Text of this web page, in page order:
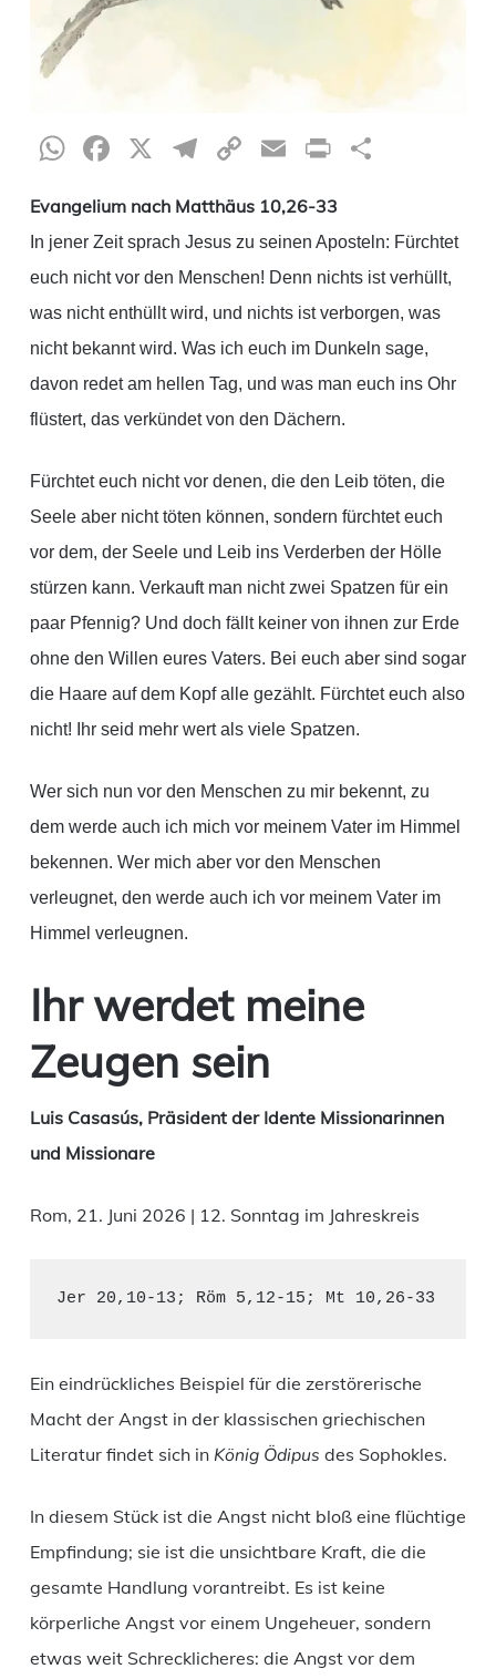
WhatsApp
Facebook
X Telegram
CopyEmailPrint
Evangelium nach Matthäus 10,26-33
In jener Zeit sprach Jesus zu seinen Aposteln: Fürchtet
euch nicht vor den Menschen! Denn nichts ist verhüllt,
was nicht enthüllt wird, und nichts ist verborgen, was
nicht bekannt wird. Was ich euch im Dunkeln sage,
davon redet am hellen Tag, und was man euch ins Ohr
flüstert, das verkündet von den Dächern.
Fürchtet euch nicht vor denen, die den Leib töten, die
Seele aber nicht töten können, sondern fürchtet euch
vor dem, der Seele und Leib ins Verderben der Hölle
stürzen kann. Verkauft man nicht zwei Spatzen für ein
paar Pfennig? Und doch fällt keiner von ihnen zur Erde
ohne den Willen eures Vaters. Bei euch aber sind sogar
die Haare auf dem Kopf alle gezählt. Fürchtet euch also
nicht! Ihr seid mehr wert als viele Spatzen.
Wer sich nun vor den Menschen zu mir bekennt, zu
dem werde auch ich mich vor meinem Vater im Himmel
bekennen. Wer mich aber vor den Menschen
verleugnet, den werde auch ich vor meinem Vater im
Himmel verleugnen.
Ihr werdet meine
Zeugen sein
Luis Casasús, Präsident der Idente Missionarinnen
und Missionare
Rom, 21. Juni 2026 | 12. Sonntag im Jahreskreis
Jer 20,10-13; Röm 5,12-15; Mt 10,26-33
Ein eindrückliches Beispiel für die zerstörerische
Macht der Angst in der klassischen griechischen
Literatur findet sich in König Ödipus des Sophokles.
In diesem Stück ist die Angst nicht bloß eine flüchtige
Empfindung; sie ist die unsichtbare Kraft, die die
gesamte Handlung vorantreibt. Es ist keine
körperliche Angst vor einem Ungeheuer, sondern
etwas weit Schrecklicheres: die Angst vor dem